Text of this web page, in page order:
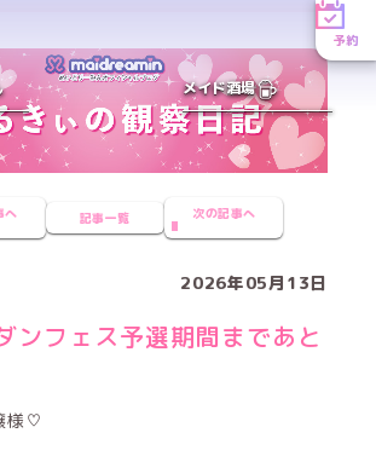
予約
メイド酒場
へ 記事一覧 次の記事へ
2026年05月13日
フェス予選期間まであと
様♡